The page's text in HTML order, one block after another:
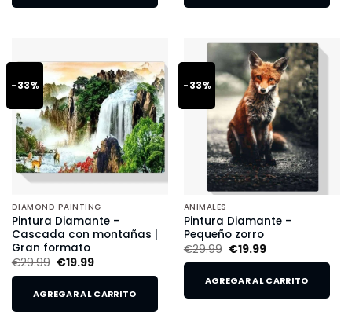
-33%
DIAMOND PAINTING
Pintura Diamante –
Cascada con montañas |
Gran formato
€29.99 €19.99
AGREGAR AL CARRITO
-33%
ANIMALES
Pintura Diamante –
Pequeño zorro
€29.99 €19.99
AGREGAR AL CARRITO